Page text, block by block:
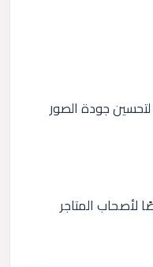
جودة الصور
لأصحاب المتاجر